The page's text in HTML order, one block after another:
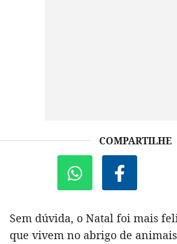
COMPARTILHE
Sem dúvida, o Natal foi mais
que vivem no abrigo de